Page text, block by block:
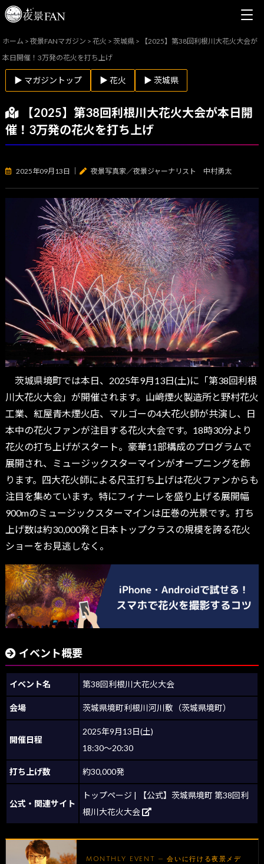
ホーム >夜景FANマガジン >花火 >茨城県 >
【2025】第38回利根川大花火大会が
本日開催！3万発の花火を打ち上げ
▶ マガジントップ ▶ 花火 ▶ 茨城県
【2025】第38回利根川大花火大会が本日開
催！3万発の花火を打ち上げ
2025年09月13日 夜景写真家／夜景ジャーナリスト 中村勇太
茨城県境町では本日、2025年9月13日(土)に「第38回利根
川大花火大会」が開催されます。山﨑煙火製造所と野村花火
工業、紅屋青木煙火店、マルゴーの4大花火師が共演し、日
本中の花火ファンが注目する花火大会です。18時30分より
花火の打ち上げがスタート。豪華11部構成のプログラムで
展開され、ミュージックスターマインがオープニングを飾
ります。四大花火師による尺玉打ち上げは花火ファンからも
注目を集めています。特にフィナーレを盛り上げる展開幅
900mのミュージックスターマインは圧巻の光景です。打ち
上げ数は約30,000発と日本トップクラスの規模を誇る花火
ショーをお見逃しなく。
イベント概要
イベント名 第38回利根川大花火大会
会場 茨城県境町利根川河川敷（茨城県境町）
開催日程
2025年9月13日(土)
18:30～20:30
打ち上げ数 約30,000発
公式・関連サイト
トップページ | 【公式】茨城県境町 第38回利
根川大花火大会
MONTHLY EVENT — 会いに行ける夜景メデ